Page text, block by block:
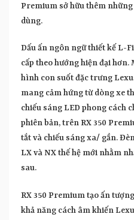
Premium sở hữu thêm
dùng.
Dấu ấn ngôn ngữ thiết kế L-
cấp theo hướng hiện đại
hình con suốt đặc trưng
mang cảm hứng từ dòng xe
chiếu sáng LED phong cách
phiên bản, trên RX 350
tắt và chiếu sáng xa/ gần.
LX và NX thế hệ mới nhằm
sau.
RX 350 Premium tạo ấn
khả năng cách âm khiến